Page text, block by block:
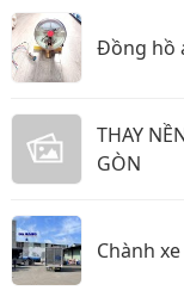
Đồng hồ
THAY
GÒN
Chành